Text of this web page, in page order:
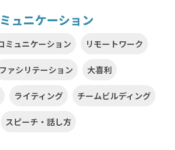
ュニケーション
ミュニケーション リモートワーク
ファシリテーション 大喜利
ライティング チームビルディング
スピーチ・話し方